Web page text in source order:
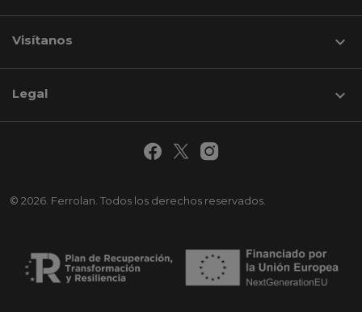
Visítanos keyboard_arrow_down
© 2026. Ferrolan. Todos los derechos reservados.
Legal 